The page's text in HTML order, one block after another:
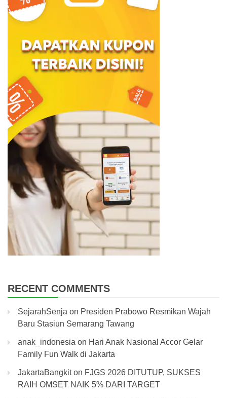
RECENT COMMENTS
SejarahSenja on Presiden Prabowo Resmikan Wajah
Baru Stasiun Semarang Tawang
anak_indonesia on Hari Anak Nasional Accor Gelar
Family Fun Walk di Jakarta
JakartaBangkiton FJGS 2026 DITUTUP, SUKSES
RAIH OMSET NAIK 5% DARI TARGET